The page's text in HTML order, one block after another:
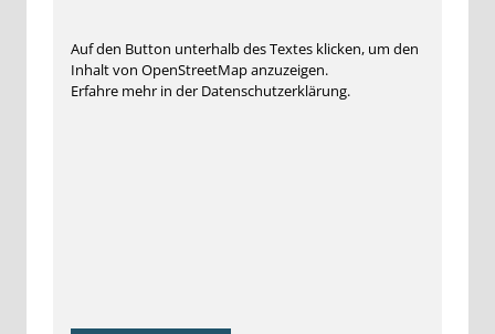
Auf den Button unterhalb des Textes klicken, um den
Inhalt von OpenStreetMap anzuzeigen.
Erfahre mehr in der Datenschutzerklärung.